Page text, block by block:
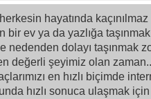
hayatında
bir ev ya da yazlığa
dolayı taşınmak
değerli şeyimiz olan
en hızlı biçimde
hızlı sonuca ulaşmak